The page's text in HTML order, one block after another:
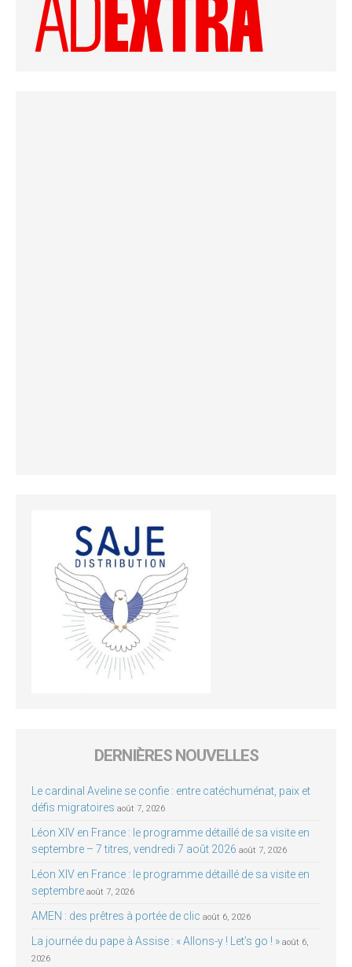
DERNIÈRES NOUVELLES
Le cardinal Aveline se confie : entre catéchuménat, paix et
défis migratoires août 7, 2026
Léon XIV en France : le programme détaillé de sa visite en
septembre – 7 titres, vendredi 7 août 2026 août 7, 2026
Léon XIV en France : le programme détaillé de sa visite en
septembre août 7, 2026
AMEN : des prêtres à portée de clic août 6, 2026
La journée du pape à Assise : « Allons-y ! Let’s go ! » août 6,
2026